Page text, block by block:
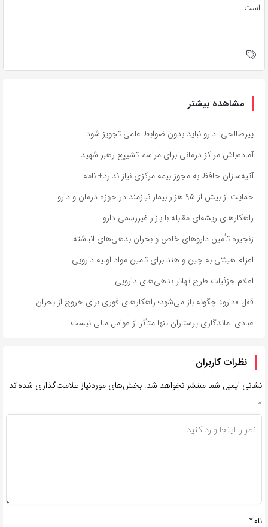
است.
مشاهده بیشتر
پیرصالحی: دارو نباید بدون ضوابط علمی تجویز شود
آماده‌باش مراکز درمانی برای مراسم تشییع رهبر شهید
آتیه‌سازان حافظ به مجوز بیمه مرکزی نیاز ندارد+ نامه
حمایت از بیش از ۹۵ هزار بیمار نیازمند در حوزه درمان و دارو
راهکارهای ریشه‌ای مقابله با بازار غیررسمی دارو
زنجیره تأمین داروهای خاص و بحران بدهی‌های انباشته!
اعزام هیئتی به چین و هند برای تامین مواد اولیه دارویی
اعلام جزئیات طرح تهاتر بدهی‌های دارویی
قفل «دارو» چگونه باز می‌شود؛ راهکارهای فوری برای خروج از بحران
عبادی: ماندگاری پرستاران تنها متأثر از عوامل مالی نیست
نظرات کاربران
نشانی ایمیل شما منتشر نخواهد شد. بخش‌های موردنیاز علامت‌گذاری شده‌اند
*
نام*